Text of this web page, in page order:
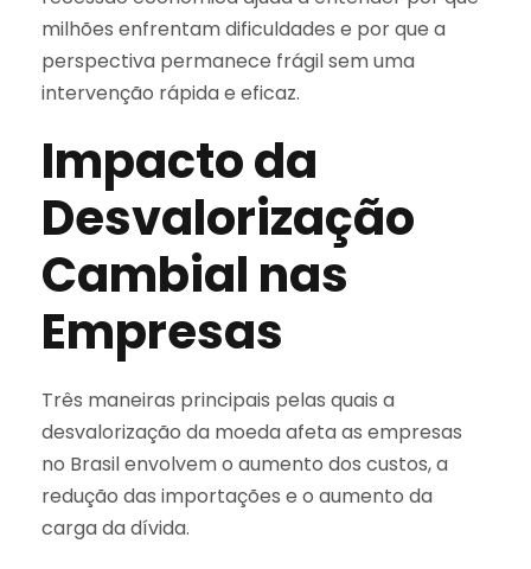
milhões enfrentam dificuldades e por que a
perspectiva permanece frágil sem uma
intervenção rápida e eficaz.
Impacto da
Desvalorização
Cambial nas
Empresas
Três maneiras principais pelas quais a
desvalorização da moeda afeta as empresas
no Brasil envolvem o aumento dos custos, a
redução das importações e o aumento da
carga da dívida.